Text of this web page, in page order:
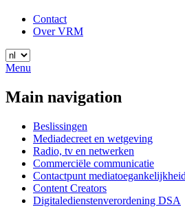
Contact
Over VRM
Menu
Main navigation
Beslissingen
Mediadecreet en wetgeving
Radio, tv en netwerken
Commerciële communicatie
Contactpunt mediatoegankelijkheid
Content Creators
Digitaledienstenverordening DSA